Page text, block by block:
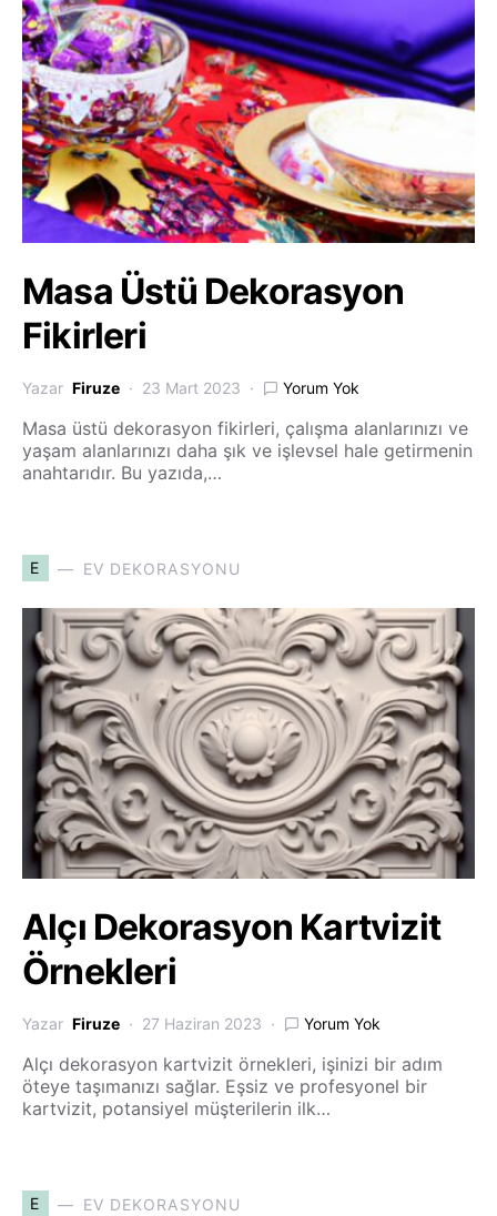
Masa Üstü Dekorasyon
Fikirleri
Yazar Firuze 23 Mart 2023 Yorum Yok
Masa üstü dekorasyon fikirleri, çalışma alanlarınızı ve
yaşam alanlarınızı daha şık ve işlevsel hale getirmenin
anahtarıdır. Bu yazıda,…
E EV DEKORASYONU
Alçı Dekorasyon Kartvizit
Örnekleri
Yazar Firuze 27 Haziran 2023 Yorum Yok
Alçı dekorasyon kartvizit örnekleri, işinizi bir adım
öteye taşımanızı sağlar. Eşsiz ve profesyonel bir
kartvizit, potansiyel müşterilerin ilk…
E EV DEKORASYONU